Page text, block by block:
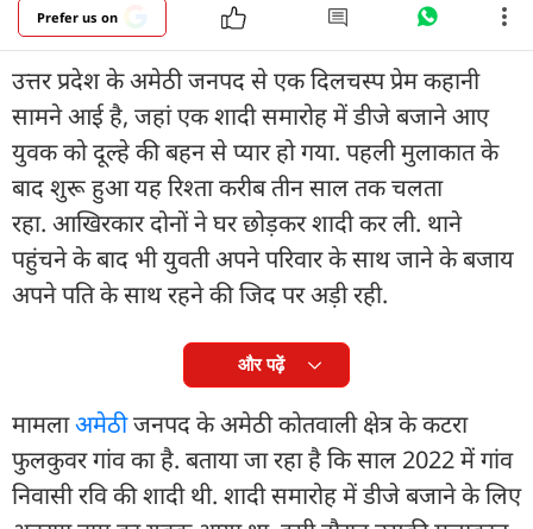
Prefer us on
उत्तर प्रदेश के अमेठी जनपद से एक दिलचस्प प्रेम कहानी
सामने आई है, जहां एक शादी समारोह में डीजे बजाने आए
युवक को दूल्हे की बहन से प्यार हो गया. पहली मुलाकात के
बाद शुरू हुआ यह रिश्ता करीब तीन साल तक चलता
रहा. आखिरकार दोनों ने घर छोड़कर शादी कर ली. थाने
पहुंचने के बाद भी युवती अपने परिवार के साथ जाने के बजाय
अपने पति के साथ रहने की जिद पर अड़ी रही.
और पढ़ें
मामलाअमेठीजनपद के अमेठी कोतवाली क्षेत्र के कटरा
फुलकुवर गांव का है. बताया जा रहा है कि साल 2022 में गांव
निवासी रवि की शादी थी. शादी समारोह में डीजे बजाने के लिए